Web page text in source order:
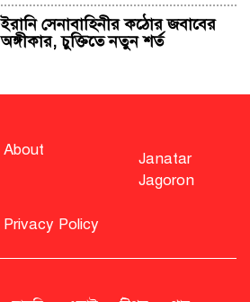
ইরানি সেনাবাহিনীর কঠোর জবাবের
অঙ্গীকার, চুক্তিতে নতুন শর্ত
বিএনপি নিয়ে জামায়াতের মন্তব্যে
এনসিপি
About
Janatar
Jagoron
Privacy Policy